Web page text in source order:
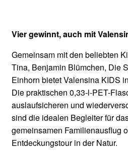
Vier gewinnt, auch mit
Gemeinsam mit den beliebten
Tina, Benjamin Blümchen, Die
Einhorn bietet Valensina KIDS
Die praktischen 0,33-l-PET-
auslaufsicheren und
sind die idealen Begleiter für
gemeinsamen Familienausflug
Entdeckungstour in der Natur.